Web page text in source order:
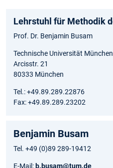
Lehrstuhl für Methodik
Prof. Dr. Benjamin Busam
Technische Universität München
Arcisstr. 21
80333 München
Tel.: +49.89.289.22876
Fax: +49.89.289.23202
Benjamin Busam
Tel. +49 (0)89 289-19412
E-Mail: b.busam@tum.de